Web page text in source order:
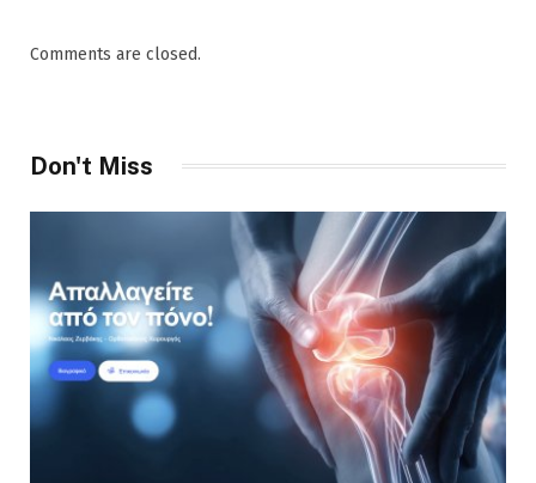
Comments are closed.
Don't Miss